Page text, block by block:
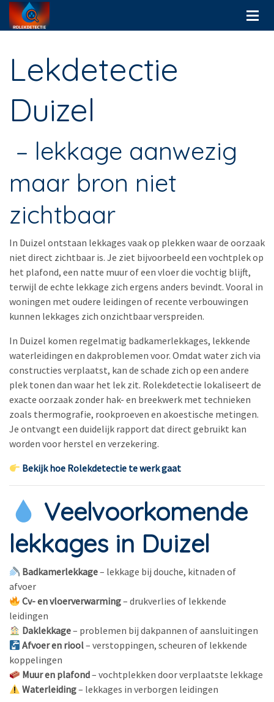
Lekdetectie
Duizel
– lekkage aanwezig
maar bron niet
zichtbaar
In Duizel ontstaan lekkages vaak op plekken waar de oorzaak
niet direct zichtbaar is. Je ziet bijvoorbeeld een vochtplek op
het plafond, een natte muur of een vloer die vochtig blijft,
terwijl de echte lekkage zich ergens anders bevindt. Vooral in
woningen met oudere leidingen of recente verbouwingen
kunnen lekkages zich onzichtbaar verspreiden.
In Duizel komen regelmatig badkamerlekkages, lekkende
waterleidingen en dakproblemen voor. Omdat water zich via
constructies verplaatst, kan de schade zich op een andere
plek tonen dan waar het lek zit. Rolekdetectie lokaliseert de
exacte oorzaak zonder hak- en breekwerk met technieken
zoals thermografie, rookproeven en akoestische metingen.
Je ontvangt een duidelijk rapport dat direct gebruikt kan
worden voor herstel en verzekering.
Bekijk hoe Rolekdetectie te werk gaat
Veelvoorkomende
lekkages in Duizel
Badkamerlekkage– lekkage bij douche, kitnaden of
afvoer
Cv- en vloerverwarming– drukverlies of lekkende
leidingen
Daklekkage– problemen bij dakpannen of aansluitingen
Afvoer en riool– verstoppingen, scheuren of lekkende
koppelingen
Muur en plafond– vochtplekken door verplaatste lekkage
Waterleiding– lekkages in verborgen leidingen